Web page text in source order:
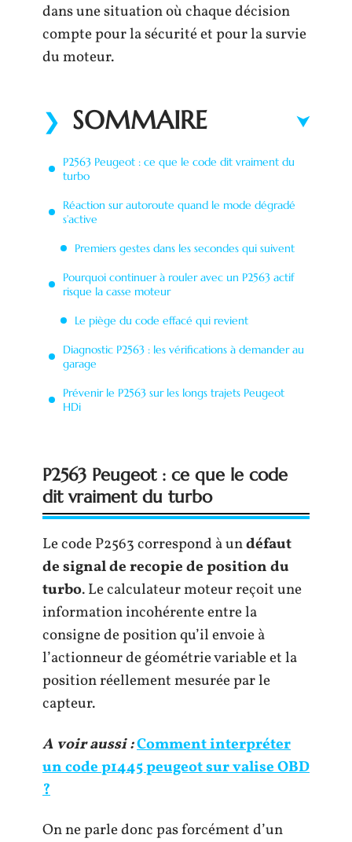
dans une situation où chaque décision
compte pour la sécurité et pour la survie
du moteur.
SOMMAIRE
P2563 Peugeot : ce que le code dit vraiment du
turbo
Réaction sur autoroute quand le mode dégradé
s’active
Premiers gestes dans les secondes qui suivent
Pourquoi continuer à rouler avec un P2563 actif
risque la casse moteur
Le piège du code effacé qui revient
Diagnostic P2563 : les vérifications à demander au
garage
Prévenir le P2563 sur les longs trajets Peugeot
HDi
P2563 Peugeot : ce que le code
dit vraiment du turbo
Le code P2563 correspond à undéfaut
de signal de recopie de position du
turbo. Le calculateur moteur reçoit une
information incohérente entre la
consigne de position qu’il envoie à
l’actionneur de géométrie variable et la
position réellement mesurée par le
capteur.
A voir aussi :Comment interpréter
un code p1445 peugeot sur valise OBD
?
On ne parle donc pas forcément d’un